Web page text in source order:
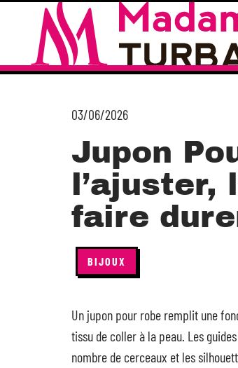
03/06/2026
Jupon
faire
BIJOUX
Un jupon pour robe remplit une
tissu de coller à la peau. Les
nombre de cerceaux et les